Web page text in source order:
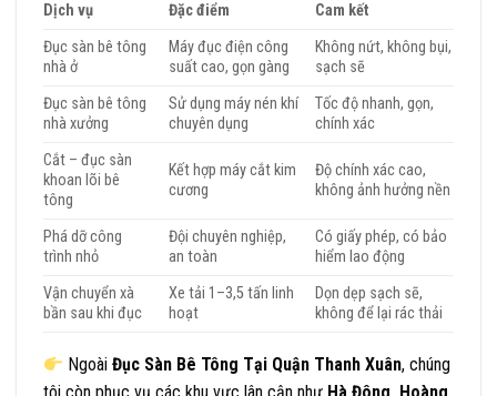
Dịch vụ Đặc điểm
Cam kết
Đục sàn bê tông
nhà ở
Máy đục điện công
suất cao, gọn gàng
Không nứt, không bụi,
sạch sẽ
Đục sàn bê tông
nhà xưởng
Sử dụng máy nén khí
chuyên dụng
Tốc độ nhanh, gọn,
chính xác
Cắt – đục sàn
khoan lõi bê
tông
Kết hợp máy cắt kim
cương
Độ chính xác cao,
không ảnh hưởng nền
Phá dỡ công
trình nhỏ
Đội chuyên nghiệp,
an toàn
Có giấy phép, có bảo
hiểm lao động
Vận chuyển xà
bần sau khi đục
Xe tải 1–3,5 tấn linh
hoạt
Dọn dẹp sạch sẽ,
không để lại rác thải
NgoàiĐục Sàn Bê Tông Tại Quận Thanh Xuân, chúng